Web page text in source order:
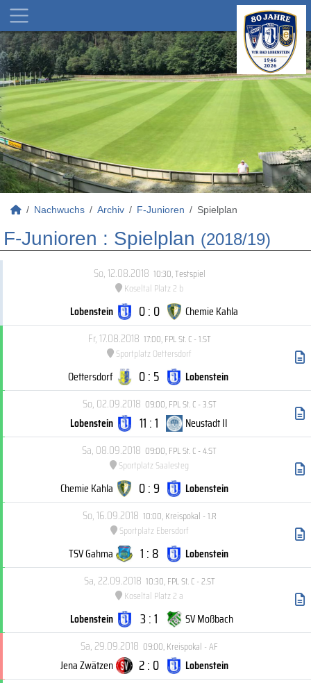
Nachwuchs Archiv F-Junioren Spielplan
F-Junioren : Spielplan (2018/19)
So, 12.08.2018 10:30,Testspiel
Koseltal Platz 2 b
Lobenstein 0 : 0
Chemie Kahla
Fr, 17.08.2018 17:00,FPL St. C - 1.ST
Sportplatz Oettersdorf
Oettersdorf 0 : 5
Lobenstein
So, 02.09.2018 09:00,FPL St. C - 3.ST
Lobenstein 11 : 1
Neustadt II
Sa, 08.09.2018 09:00,FPL St. C - 4.ST
Sportplatz Saalesteg
Chemie Kahla 0 : 9
Lobenstein
So, 16.09.2018 10:00,Kreispokal - 1.R
Sportplatz Ebersdorf
TSV Gahma 1 : 8
Lobenstein
Sa, 22.09.2018 10:30,FPL St. C - 2.ST
Koseltal Platz 2 a
Lobenstein 3 : 1
SV Moßbach
Sa, 29.09.2018 09:00,Kreispokal - AF
Jena Zwätzen 2 : 0
Lobenstein